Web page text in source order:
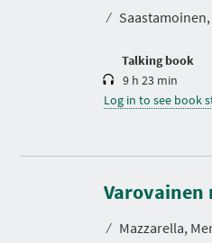
⁄
Talking book
i
9 h 23 min
Log in to see book
⁄ Mazzarella,
D
r
a
i